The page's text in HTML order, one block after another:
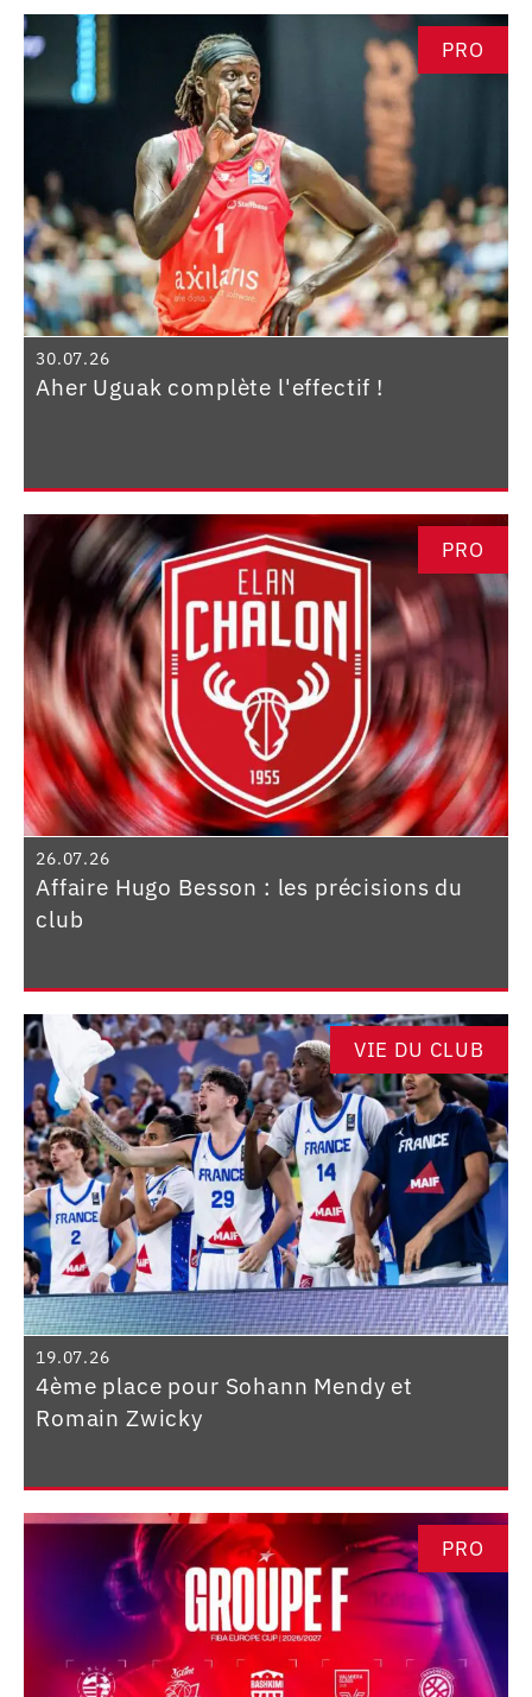
PRO
30.07.26
Aher Uguak complète l'effectif !
PRO
26.07.26
Affaire Hugo Besson : les précisions du
club
VIE DU CLUB
19.07.26
4ème place pour Sohann Mendy et
Romain Zwicky
PRO